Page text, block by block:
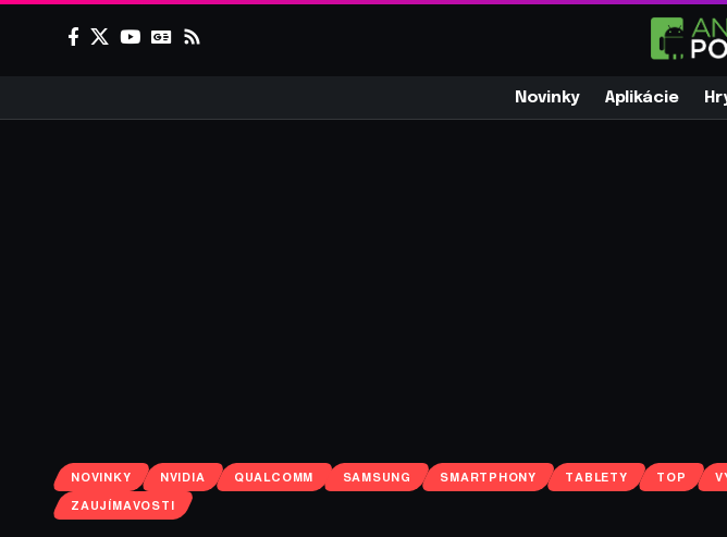
Novinky Aplikácie
NOVINKY NVIDIA QUALCOMM SAMSUNG SMARTPHONY TABLETY TOP
ZAUJÍMAVOSTI